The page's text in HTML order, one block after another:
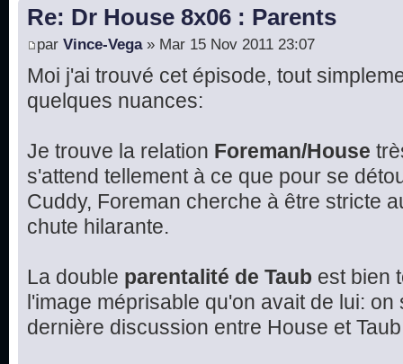
Re: Dr House 8x06 : Parents
par Vince-Vega» Mar 15 Nov 2011 23:07
Moi j'ai trouvé cet épisode, tout
quelques nuances:
Je trouve la relation Foreman/House
s'attend tellement à ce que pour se
Cuddy, Foreman cherche à être stricte
chute hilarante.
La double parentalité de Taub est bien
l'image méprisable qu'on avait de lui:
dernière discussion entre House et